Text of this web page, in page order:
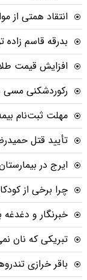
انتقاد همتی از
بدرقه قاسم
افزایش قیمت طلای
رکوردشکنی مسی در
مهلت ثبت‌نام
تأیید قتل
ایرج در
چرا برخی از
خبرنگار و دغدغه
تبریکی که نان
باقر خرازی